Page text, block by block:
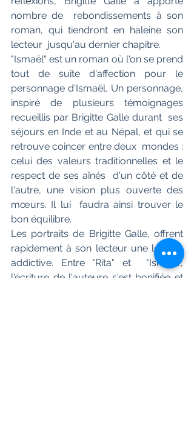
nombre de  rebondissements à son
roman, qui tiendront en haleine son
lecteur  jusqu'au dernier chapitre.
"Ismaël" est un roman où l'on se prend
tout de suite d'affection pour le
personnage d'Ismaël. Un personnage,
inspiré de plusieurs témoignages
recueillis par Brigitte Galle durant  ses
séjours en Inde et au Népal, et qui se
retrouve coincer entre deux  mondes :
celui des valeurs traditionnelles et le
respect de ses aînés  d'un côté et de
l'autre, une vision plus ouverte des
mœurs. Il lui  faudra ainsi trouver le
bon équilibre.
Les portraits de Brigitte Galle, offrent
rapidement à son lecteur une lecture
addictive. Entre "Rita" et  "Ismaël",
l'écriture de l'auteure s'est bonifiée et